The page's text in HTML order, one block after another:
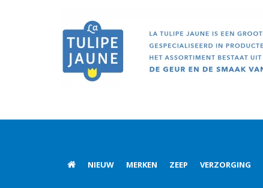
NIEUW MERKEN ZEEP VERZORGING